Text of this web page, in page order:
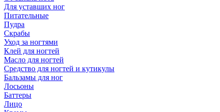
Для уставших ног
Питательные
Пудра
Скрабы
Уход за ногтями
Клей для ногтей
Масло для ногтей
Средство для ногтей и кутикулы
Бальзамы для ног
Лосьоны
Баттеры
Лицо